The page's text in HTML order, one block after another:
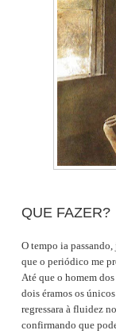
QUE FAZER?
O tempo ia passando,
que o periódico me
Até que o homem
dois éramos os
regressara à fluidez
confirmando que